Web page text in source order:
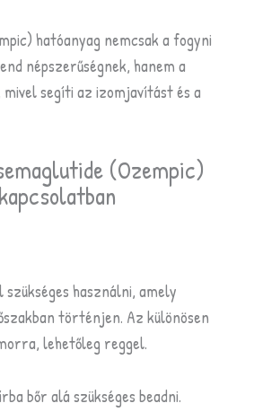
hatóanyag nemcsak a fogyni
népszerűségnek, hanem a
segíti az izomjavítást és a
(Ozempic)
használni, amely
történjen. Az különösen
lehetőleg reggel.
bőr alá szükséges beadni.